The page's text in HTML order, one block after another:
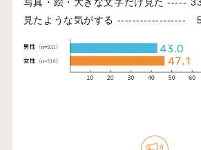
見たような気がする ------------------